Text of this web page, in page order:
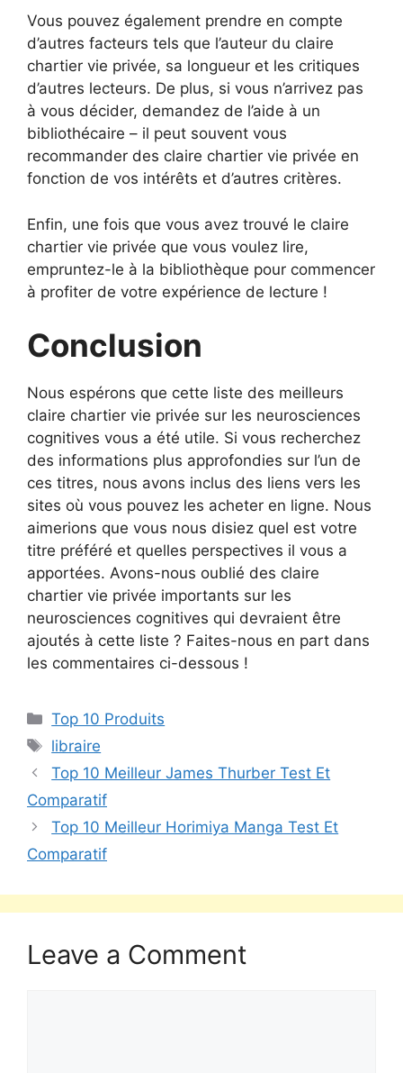
Vous pouvez également prendre en compte
d’autres facteurs tels que l’auteur du claire
chartier vie privée, sa longueur et les critiques
d’autres lecteurs. De plus, si vous n’arrivez pas
à vous décider, demandez de l’aide à un
bibliothécaire – il peut souvent vous
recommander des claire chartier vie privée en
fonction de vos intérêts et d’autres critères.
Enfin, une fois que vous avez trouvé le claire
chartier vie privée que vous voulez lire,
empruntez-le à la bibliothèque pour commencer
à profiter de votre expérience de lecture !
Conclusion
Nous espérons que cette liste des meilleurs
claire chartier vie privée sur les neurosciences
cognitives vous a été utile. Si vous recherchez
des informations plus approfondies sur l’un de
ces titres, nous avons inclus des liens vers les
sites où vous pouvez les acheter en ligne. Nous
aimerions que vous nous disiez quel est votre
titre préféré et quelles perspectives il vous a
apportées. Avons-nous oublié des claire
chartier vie privée importants sur les
neurosciences cognitives qui devraient être
ajoutés à cette liste ? Faites-nous en part dans
les commentaires ci-dessous !
Top 10 Produits
libraire
Top 10 Meilleur James Thurber Test Et
Comparatif
Top 10 Meilleur Horimiya Manga Test Et
Comparatif
Leave a Comment